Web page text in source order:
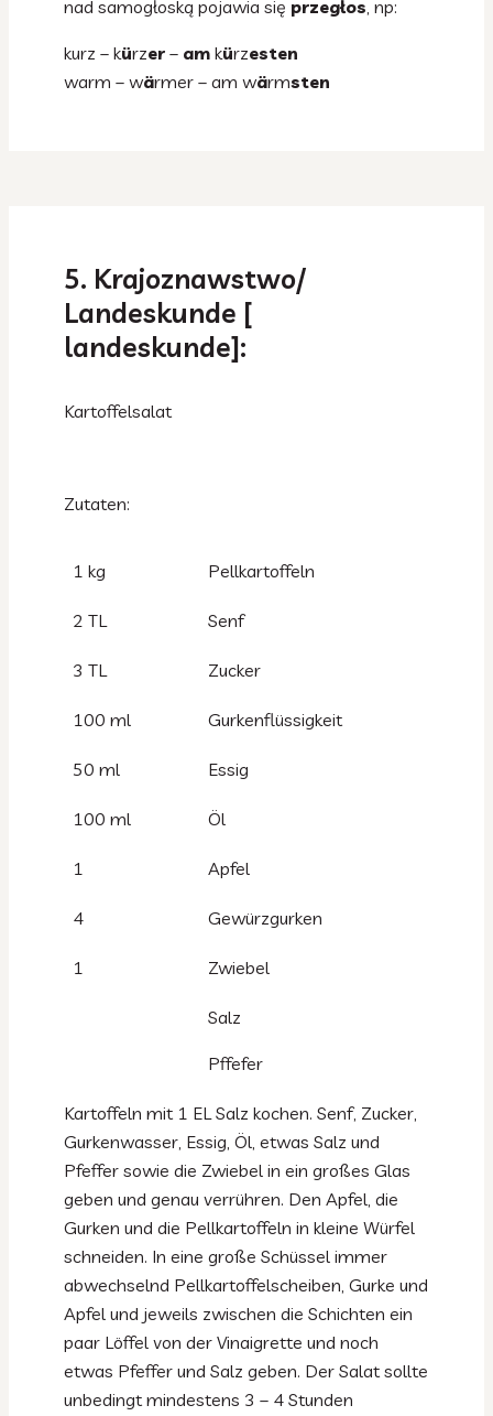
nad samogłoską pojawia się przegłos, np:
kurz – kürzer – am kürzesten
warm – wärmer – am wärmsten
5. Krajoznawstwo/
Landeskunde [
landeskunde]:
Kartoffelsalat
Zutaten:
1 kg Pellkartoffeln
2 TL Senf
3 TL Zucker
100 ml Gurkenflüssigkeit
50 ml Essig
100 ml Öl
1 Apfel
4 Gewürzgurken
1 Zwiebel
Salz
Pffefer
Kartoffeln mit 1 EL Salz kochen. Senf, Zucker,
Gurkenwasser, Essig, Öl, etwas Salz und
Pfeffer sowie die Zwiebel in ein großes Glas
geben und genau verrühren. Den Apfel, die
Gurken und die Pellkartoffeln in kleine Würfel
schneiden. In eine große Schüssel immer
abwechselnd Pellkartoffelscheiben, Gurke und
Apfel und jeweils zwischen die Schichten ein
paar Löffel von der Vinaigrette und noch
etwas Pfeffer und Salz geben. Der Salat sollte
unbedingt mindestens 3 – 4 Stunden